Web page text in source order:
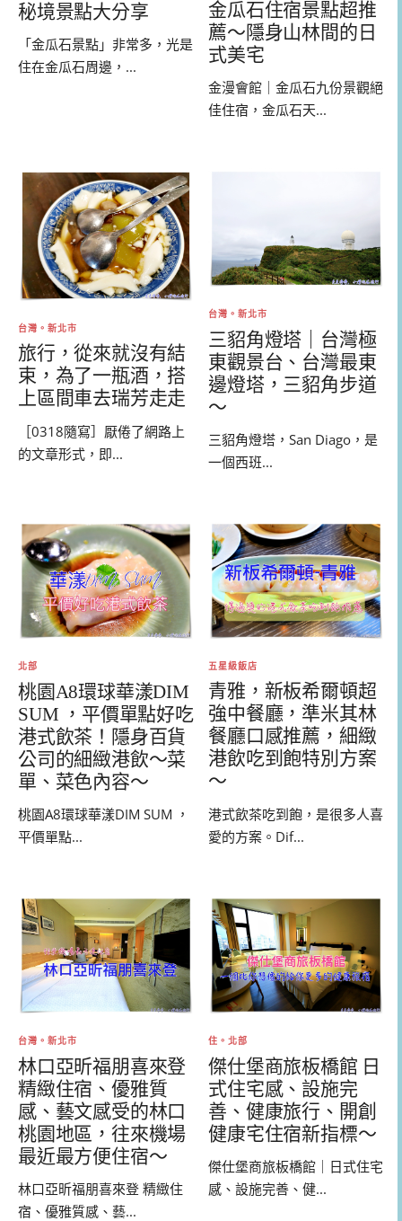
秘境景點大分享
「金瓜石景點」非常多，光是
住在金瓜石周邊，...
金瓜石住宿景點超推
薦～隱身山林間的日
式美宅
金漫會館｜金瓜石九份景觀絕
佳住宿，金瓜石天...
台灣。新北市
旅行，從來就沒有結
束，為了一瓶酒，搭
上區間車去瑞芳走走
［0318隨寫］厭倦了網路上
的文章形式，即...
台灣。新北市
三貂角燈塔｜台灣極
東觀景台、台灣最東
邊燈塔，三貂角步道
～
三貂角燈塔，San Diago，是
一個西班...
北部
桃園A8環球華漾DIM
SUM ，平價單點好吃
港式飲茶！隱身百貨
公司的細緻港飲～菜
單、菜色內容～
桃園A8環球華漾DIM SUM ，
平價單點...
五星級飯店
青雅，新板希爾頓超
強中餐廳，準米其林
餐廳口感推薦，細緻
港飲吃到飽特別方案
～
港式飲茶吃到飽，是很多人喜
愛的方案。Dif...
台灣。新北市
林口亞昕福朋喜來登
精緻住宿、優雅質
感、藝文感受的林口
桃園地區，往來機場
最近最方便住宿～
林口亞昕福朋喜來登 精緻住
宿、優雅質感、藝...
住。北部
傑仕堡商旅板橋館 日
式住宅感、設施完
善、健康旅行、開創
健康宅住宿新指標～
傑仕堡商旅板橋館｜日式住宅
感、設施完善、健...